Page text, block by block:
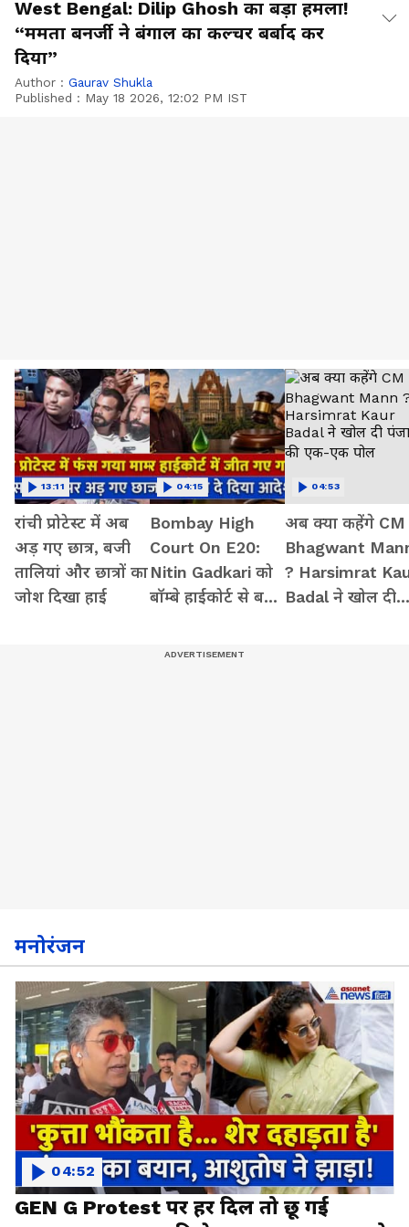
West Bengal: Dilip Ghosh का बड़ा हमला!
“ममता बनर्जी ने बंगाल का कल्चर बर्बाद कर
दिया”
Author : Gaurav Shukla
Published : May 18 2026, 12:02 PM IST
रांची प्रोटेस्ट में अब
अड़ गए छात्र, बजी
तालियां और छात्रों का
जोश दिखा हाई
13:11
Bombay High
Court On E20:
Nitin Gadkari को
बॉम्बे हाईकोर्ट से बड़ी
04:15
अब क्या कहेंगे CM
Bhagwant
? Harsimrat
Badal ने खोल दी
04:53
मनोरंजन
GEN G Protest पर हर दिल तो छू गई
04:52